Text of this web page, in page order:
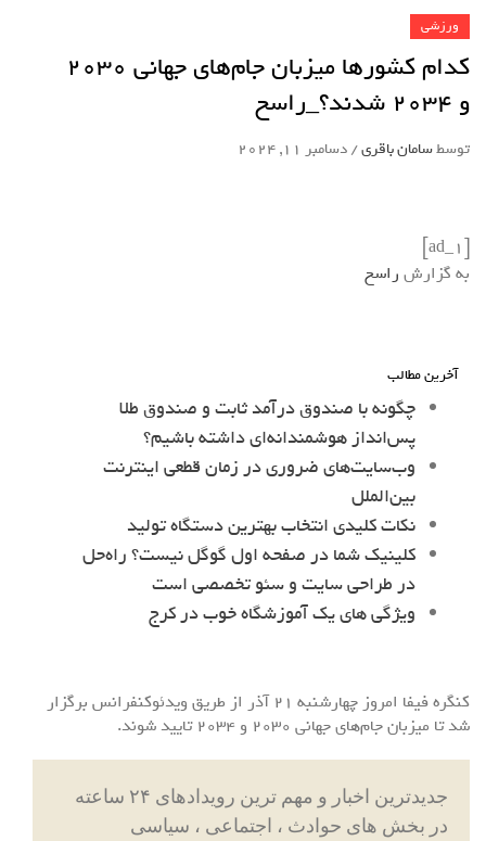
ورزشی
کدام کشورها میزبان جام‌های جهانی ۲۰۳۰
و ۲۰۳۴ شدند؟_راسخ
توسطسامان باقری/دسامبر 11, 2024
[ad_1]
به گزارش راسخ
آخرین مطالب
چگونه با صندوق درآمد ثابت و صندوق طلا
پس‌انداز هوشمندانه‌ای داشته باشیم؟
وب‌سایت‌های ضروری در زمان قطعی اینترنت
بین‌الملل
نکات کلیدی انتخاب بهترین دستگاه تولید
کلینیک شما در صفحه اول گوگل نیست؟ راه‌حل
در طراحی سایت و سئو تخصصی است
ویژگی های یک آموزشگاه خوب در کرج
کنگره فیفا امروز چهارشنبه ۲۱ آذر از طریق ویدئوکنفرانس برگزار
شد تا میزبان جام‌های جهانی ۲۰۳۰ و ۲۰۳۴ تایید شوند.
جدیدترین اخبار و مهم ترین رویدادهای ۲۴ ساعته
در بخش های حوادث ، اجتماعی ، سیاسی